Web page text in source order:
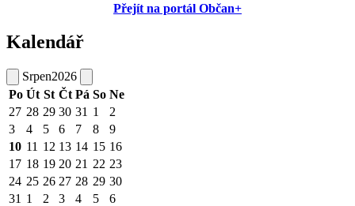
Přejít na portál Občan+
Kalendář
Srpen2026
Po Út St Čt Pá So Ne
27 28 29 30 31 1
2
3
4 5 6 7 8
9
10 11 12 13 14 15 16
17 18 19 20 21 22 23
24 25 26 27 28 29 30
31 1 2 3 4 5 6